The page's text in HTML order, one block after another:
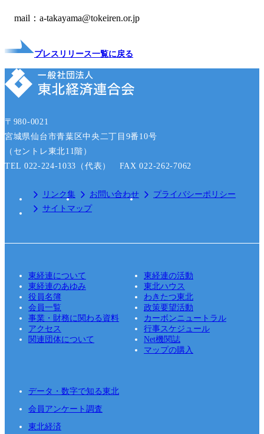
mail：a-takayama@tokeiren.or.jp
プレスリリース一覧に戻る
〒980-0021
宮城県仙台市青葉区中央二丁目9番10号
（セントレ東北11階）
TEL 022-224-1033（代表） FAX 022-262-7062
リンク集 お問い合わせ
プライバシーポリシー
サイトマップ
東経連について
東経連の活動
東経連のあゆみ
東北ハウス
役員名簿
わきたつ東北
会員一覧
政策要望活動
事業・財務に関わる資料
カーボンニュートラル
アクセス
行事スケジュール
関連団体について
Net機関誌
マップの購入
データ・数字で知る東北
会員アンケート調査
東北経済